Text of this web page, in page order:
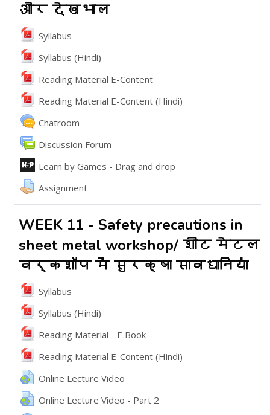
और देखभाल
Syllabus
File
Syllabus (Hindi)
File
Reading Material E-Content
File
Reading Material E-Content (Hindi)
File
Chatroom
Discussion Forum
వేదిక
Learn by Games - Drag and dropఇంటరాక్టివ్ కంటెంట్
Assignment
అసైన్మెంట్
WEEK 11 - Safety precautions in
sheet metal workshop/ शीट मेटल
वर्कशॉप में सुरक्षा सावधानियां
Syllabus
File
Syllabus (Hindi)
File
Reading Material - E Book
File
Reading Material E-Content (Hindi)
File
Online Lecture Video
URL
Online Lecture Video - Part 2
URL